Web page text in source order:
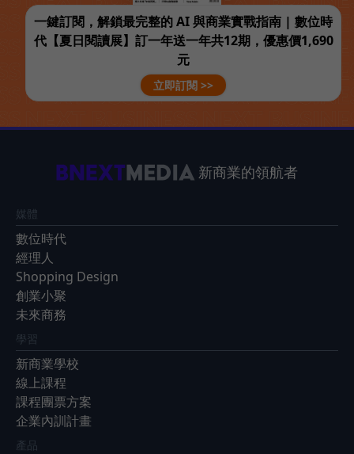
一鍵訂閱，解鎖最完整的 AI 與商業實戰指南 | 數位時
代【夏日閱讀展】訂一年送一年共12期，優惠價1,690
元
立即訂閱 >>
新商業的領航者
媒體
數位時代
經理人
Shopping Design
創業小聚
未來商務
學習
新商業學校
線上課程
課程團票方案
企業內訓計畫
產品